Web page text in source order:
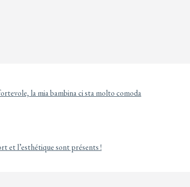
la mia bambina ci sta molto comoda
et l’esthétique sont présents !